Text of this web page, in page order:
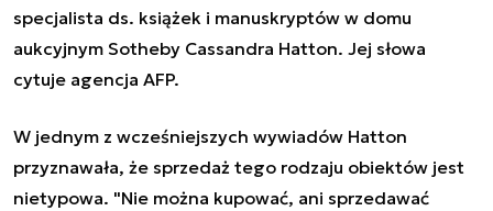
specjalista ds. książek i manuskryptów w domu
aukcyjnym Sotheby Cassandra Hatton. Jej słowa
cytuje agencja AFP.
W jednym z wcześniejszych wywiadów Hatton
przyznawała, że sprzedaż tego rodzaju obiektów jest
nietypowa. "Nie można kupować, ani sprzedawać